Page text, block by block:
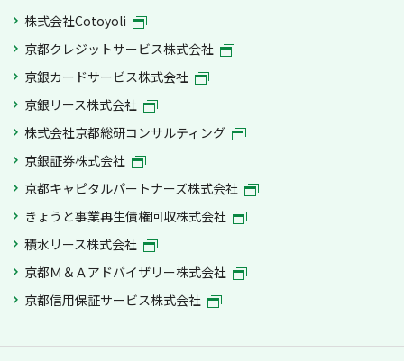
株式会社Cotoyoli
京都クレジットサービス株式会社
京銀カードサービス株式会社
京銀リース株式会社
株式会社京都総研コンサルティング
京銀証券株式会社
京都キャピタルパートナーズ株式会社
きょうと事業再生債権回収株式会社
積水リース株式会社
京都Ｍ＆Ａアドバイザリー株式会社
京都信用保証サービス株式会社